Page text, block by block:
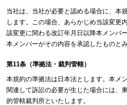
当社は、当社が必要と認める場合に、本
します。この場合、あらかじめ当該変更
該変更に関わる改訂年月日以降本メンバ
本メンバーがその内容を承認したものとみ
第11条（準拠法・裁判管轄）
本規約の準拠法は日本法とします。本メ
関連して訴訟の必要が生じた場合には、
的管轄裁判所といたします。